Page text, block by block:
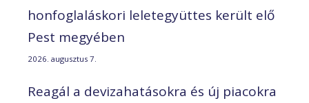
honfoglaláskori leletegyüttes került elő
Pest megyében
2026. augusztus 7.
Reagál a devizahatásokra és új piacokra